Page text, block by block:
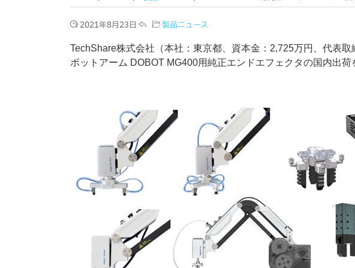
2021年8月23日 製品ニュース
TechShare株式会社（本社：東京都、資本金：2,725万円、代表
ボットアーム DOBOT MG400用純正エンドエフェクタの国内出